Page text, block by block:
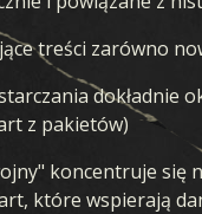
treści zarówno
dokładnie
z pakietów)
koncentruje
które wspierają